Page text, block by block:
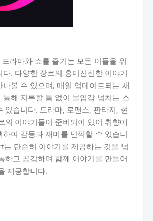
라마와 쇼를 즐기는 모든 이들을 위
다. 다양한 장르의 흥미진진한 이야기
나볼 수 있으며, 매일 업데이트되는 새
통해 지루할 틈 없이 몰입감 넘치는 스
있습니다. 드라마, 로맨스, 판타지, 현
의 이야기들이 준비되어 있어 취향에
하여 감동과 재미를 만끽할 수 있습니
는 단순히 이야기를 제공하는 것을 넘
하고 공감하며 함께 이야기를 만들어
제공합니다.